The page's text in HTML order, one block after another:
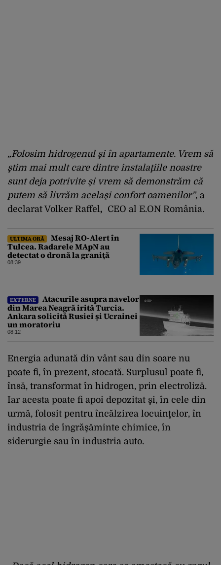
„Folosim hidrogenul şi în apartamente. Vrem să
ştim mai mult care dintre instalaţiile noastre
sunt deja potrivite şi vrem să demonstrăm că
putem să livrăm acelaşi confort oamenilor”, a
declarat Volker Raffel , CEO al E.ON România.
ULTIMA ORĂ
Mesaj RO-Alert în
Tulcea. Radarele MApN au
detectat o dronă la graniţă
08:39
EXTERNE
Atacurile asupra navelor
din Marea Neagră irită Turcia.
Ankara solicită Rusiei și Ucrainei
un moratoriu
08:12
Energia adunată din vânt sau din soare nu
poate fi, în prezent, stocată. Surplusul poate fi,
însă, transformat în hidrogen, prin electroliză.
Iar acesta poate fi apoi depozitat şi, în cele din
urmă, folosit pentru încălzirea locuinţelor, în
industria de îngrăşăminte chimice, în
siderurgie sau în industria auto.